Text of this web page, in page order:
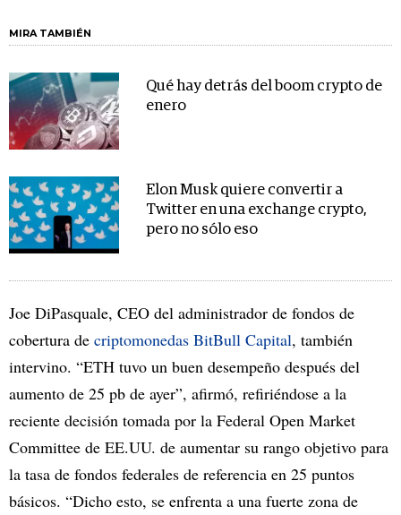
MIRA TAMBIÉN
Qué hay detrás del boom crypto de
enero
Elon Musk quiere convertir a
Twitter en una exchange crypto,
pero no sólo eso
Joe DiPasquale, CEO del administrador de fondos de
cobertura de criptomonedas BitBull Capital, también
intervino. “ETH tuvo un buen desempeño después del
aumento de 25 pb de ayer”, afirmó, refiriéndose a la
reciente decisión tomada por la Federal Open Market
Committee de EE.UU. de aumentar su rango objetivo para
la tasa de fondos federales de referencia en 25 puntos
básicos. “Dicho esto, se enfrenta a una fuerte zona de